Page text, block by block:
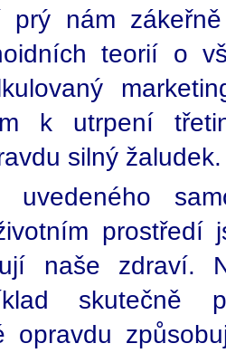
prý nám
teorií o
k utrpení
silný žaludek.
naše zdraví.
skutečně
opravdu